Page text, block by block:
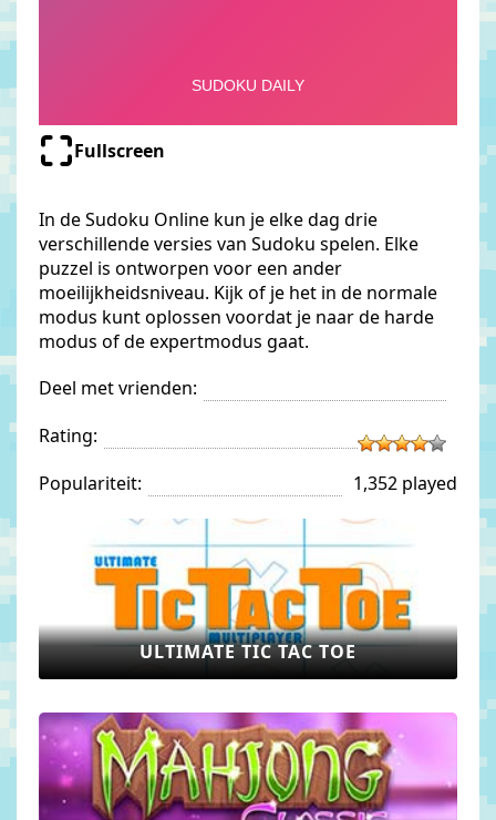
Fullscreen
In de Sudoku Online kun je elke dag drie
verschillende versies van Sudoku spelen. Elke
puzzel is ontworpen voor een ander
moeilijkheidsniveau. Kijk of je het in de normale
modus kunt oplossen voordat je naar de harde
modus of de expertmodus gaat.
Deel met vrienden:
Rating:
Populariteit:
1,352 played
ULTIMATE TIC TAC TOE